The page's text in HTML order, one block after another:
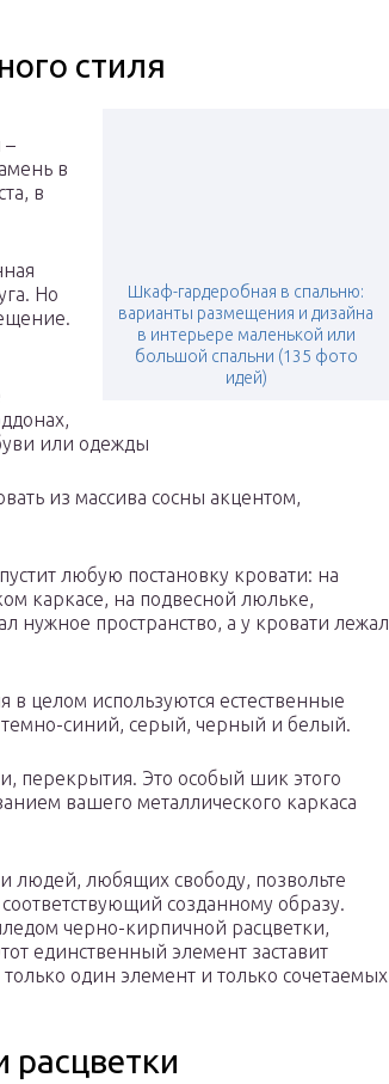
стиля
Шкаф-гардеробная в спальню:
варианты размещения и дизайна
в интерьере маленькой или
большой спальни (135 фото
идей)
–
в
в
Но
или одежды
из массива сосны акцентом,
любую постановку кровати: на
каркасе, на подвесной люльке,
нужное пространство, а у кровати лежал
целом используются естественные
синий, серый, черный и белый.
перекрытия. Это особый шик этого
вашего металлического каркаса
людей, любящих свободу, позвольте
созданному образу.
черно-кирпичной расцветки,
единственный элемент заставит
один элемент и только сочетаемых
расцветки